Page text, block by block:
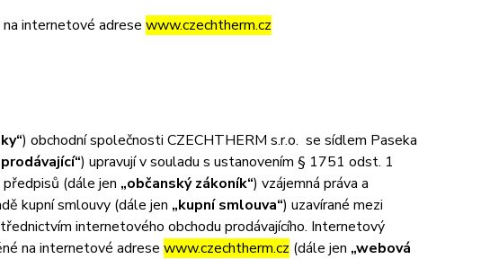
internetové adrese www.czechtherm.cz
) obchodní společnosti CZECHTHERM s.r.o. se sídlem Paseka
) upravují v souladu s ustanovením § 1751 odst. 1
(dále jen „občanský zákoník“) vzájemná práva a
kupní smlouvy (dále jen „kupní smlouva“) uzavírané mezi
internetového obchodu prodávajícího. Internetový
na internetové adrese www.czechtherm.cz (dále jen „webová